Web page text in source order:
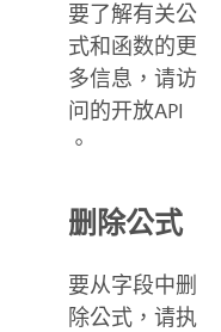
要了解有关公
式和函数的更
多信息，请访
问的开放API
。
删除公式
要从字段中删
除公式，请执